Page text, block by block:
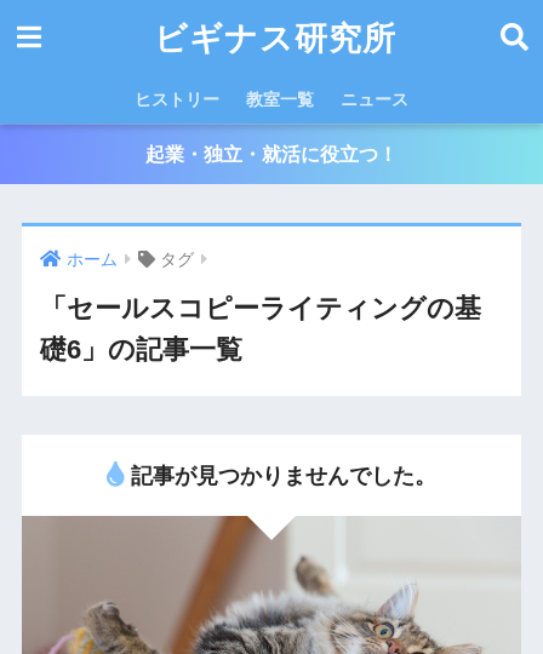
ビギナス研究所
ヒストリー 教室一覧 ニュース
起業・独立・就活に役立つ！
ホーム タグ
「セールスコピーライティングの基
礎6」の記事一覧
記事が見つかりませんでした。